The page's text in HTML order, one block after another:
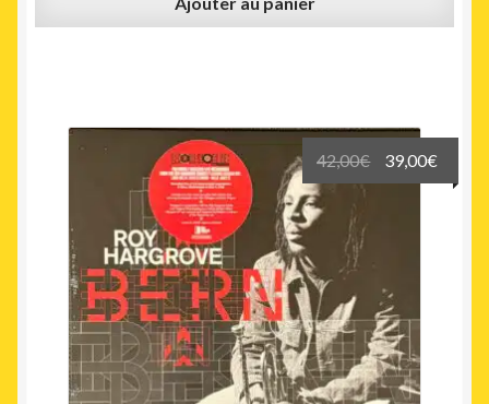
42,00€
Le
prix
39,00€
prix